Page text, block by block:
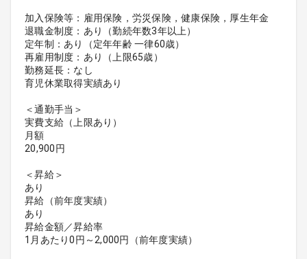
加入保険等：雇用保険，労災保険，健康保険，厚生年金
退職金制度：あり（勤続年数3年以上）
定年制：あり（定年年齢 一律60歳）
再雇用制度：あり（上限65歳）
勤務延長：なし
育児休業取得実績あり
＜通勤手当＞
実費支給（上限あり）
月額
20,900円
＜昇給＞
あり
昇給（前年度実績）
あり
昇給金額／昇給率
1月あたり0円～2,000円（前年度実績）